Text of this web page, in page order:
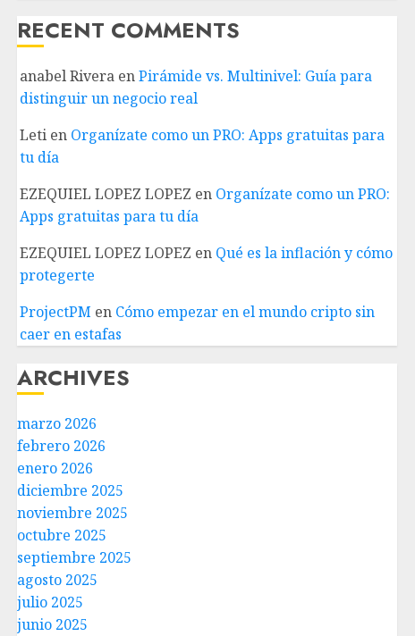
RECENT COMMENTS
anabel Rivera enPirámide vs. Multinivel: Guía para
distinguir un negocio real
Leti en Organízate como un PRO: Apps gratuitas para
tu día
EZEQUIEL LOPEZ LOPEZ en Organízate como un PRO:
Apps gratuitas para tu día
EZEQUIEL LOPEZ LOPEZ en Qué es la inflación y cómo
protegerte
ProjectPM en Cómo empezar en el mundo cripto sin
caer en estafas
ARCHIVES
marzo 2026
febrero 2026
enero 2026
diciembre 2025
noviembre 2025
octubre 2025
septiembre 2025
agosto 2025
julio 2025
junio 2025